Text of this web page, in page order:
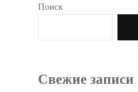
Поиск
Свежие записи